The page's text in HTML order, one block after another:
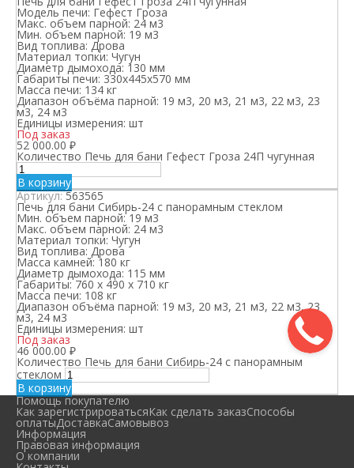
Модель печи: Гефест Гроза
Макс. объем парной: 24 м3
Мин. объем парной: 19 м3
Вид топлива: Дрова
Материал топки: Чугун
Диаметр дымохода: 130 мм
Габариты печи: 330х445х570 мм
Масса печи: 134 кг
Диапазон объёма парной: 19 м3, 20 м3, 21 м3, 22 м3, 23
м3, 24 м3
Единицы измерения: шт
Под заказ
52 000.00 ₽
Количество Печь для бани Гефест Гроза 24П чугунная
В корзину
Артикул:563565
Печь для бани Сибирь-24 с панорамным стеклом
Мин. объем парной:19 м3
Макс. объем парной: 24 м3
Материал топки: Чугун
Вид топлива: Дрова
Масса камней: 180 кг
Диаметр дымохода: 115 мм
Габариты:760 х 490 х 710 кг
Масса печи: 108 кг
Диапазон объёма парной: 19 м3, 20 м3, 21 м3, 22 м3, 23
м3, 24 м3
Единицы измерения: шт
Под заказ
46 000.00 ₽
Количество Печь для бани Сибирь-24 с панорамным
стеклом
В корзину
Помощь покупателю
Как зарегистрироватьсяКак сделать заказСпособы
оплатыДоставкаСамовывоз
Информация
Правовая информация
О компании